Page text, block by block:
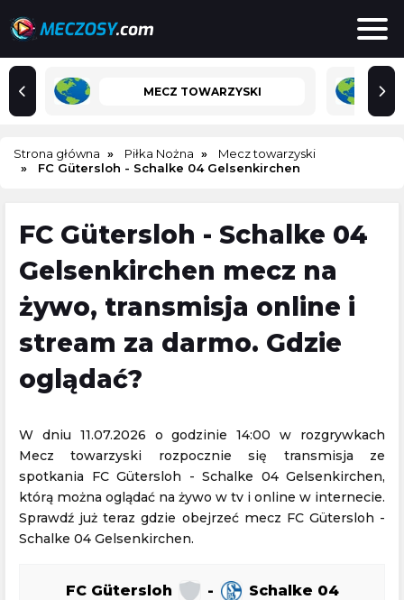
MECZ TOWARZYSKI
Strona główna Piłka Nożna
Mecz towarzyski
FC Gütersloh - Schalke 04 Gelsenkirchen
FC Gütersloh - Schalke 04
Gelsenkirchen mecz na
żywo, transmisja online i
stream za darmo. Gdzie
oglądać?
W dniu 11.07.2026 o godzinie 14:00 w rozgrywkach
Mecz towarzyski rozpocznie się transmisja ze
spotkania FC Gütersloh - Schalke 04 Gelsenkirchen,
którą można oglądać na żywo w tv i online w internecie.
Sprawdź już teraz gdzie obejrzeć mecz FC Gütersloh -
Schalke 04 Gelsenkirchen.
FC Gütersloh -
Schalke 04